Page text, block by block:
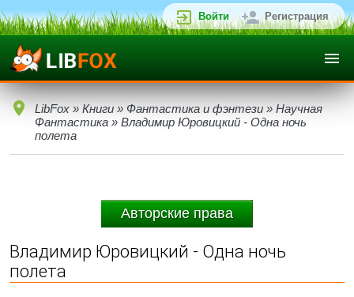
Войти Регистрация
LibFox » Книги » Фантастика и фэнтези » Научная
Фантастика » Владимир Юровицкий - Одна ночь
полета
Авторские права
Владимир Юровицкий - Одна ночь
полета